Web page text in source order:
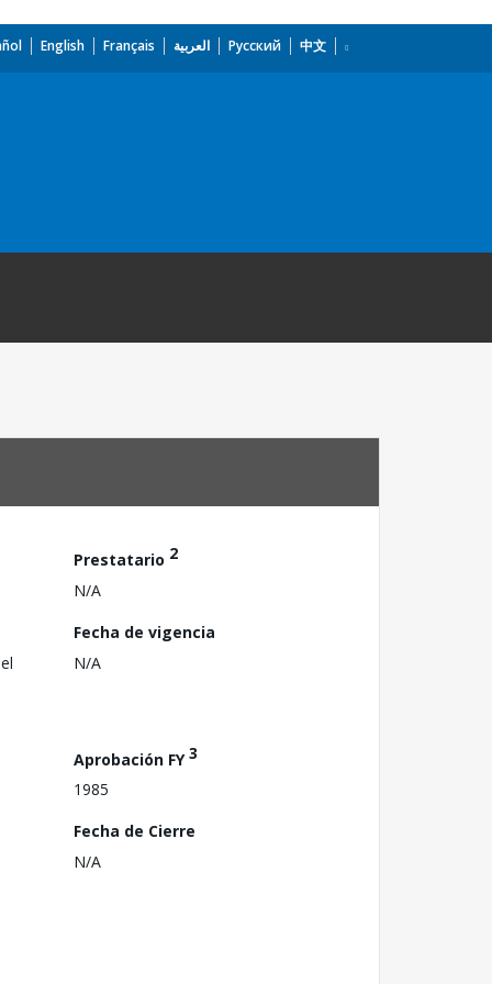
English Français العربية Русский 中文
Prestatario 2
N/A
Fecha de vigencia
N/A
Aprobación FY3
1985
Fecha de Cierre
N/A